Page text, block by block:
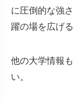
に圧倒的な強
躍の場を広げ
他の大学情報
い。